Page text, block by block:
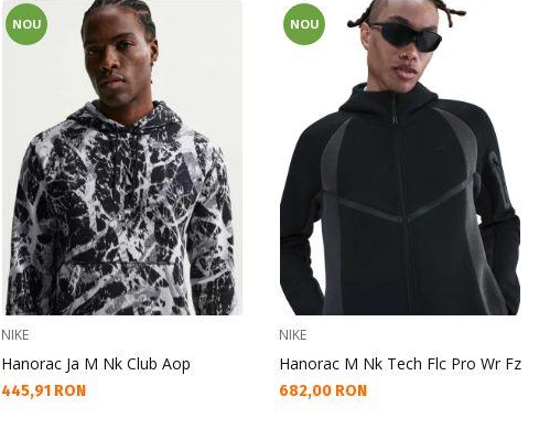
NOU
NIKE
Hanorac Ja M Nk Club Aop
Текуща цена:
445,91 RON
NOU
NIKE
Hanorac M Nk Tech Flc Pro Wr Fz
Текуща цена:
682,00 RON